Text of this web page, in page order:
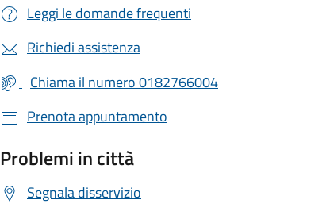
Leggi le domande frequenti
Richiedi assistenza
Chiama il numero 0182766004
Prenota appuntamento
Problemi in città
Segnala disservizio